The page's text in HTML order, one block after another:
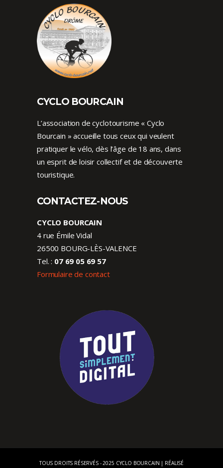
CYCLO BOURCAIN
L’association de cyclotourisme « Cyclo
Bourcain » accueille tous ceux qui veulent
pratiquer le vélo, dès l’âge de 18 ans, dans
un esprit de loisir collectif et de découverte
touristique.
CONTACTEZ-NOUS
CYCLO BOURCAIN
4 rue Émile Vidal
26500 BOURG-LÈS-VALENCE
Tel. : 07 69 05 69 57
Formulaire de contact
TOUS DROITS RÉSERVÉS - 2025 CYCLO BOURCAIN | RÉALISÉ